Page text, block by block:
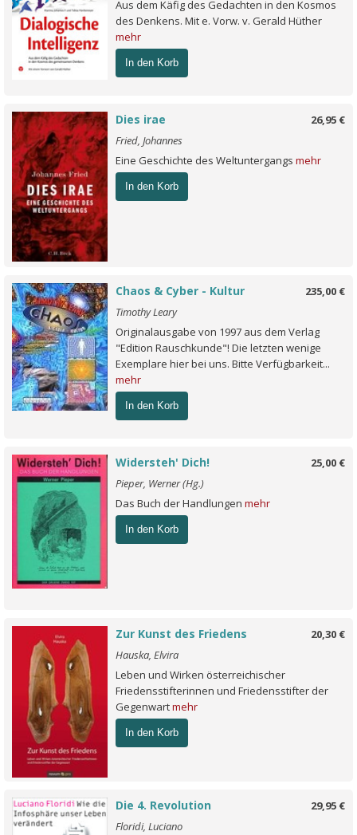
Aus dem Käfig des Gedachten in den Kosmos
des Denkens. Mit e. Vorw. v. Gerald Hüther
mehr
In den Korb
26,95 €
Dies irae
Fried, Johannes
Eine Geschichte des Weltuntergangs mehr
In den Korb
235,00 €
Chaos & Cyber - Kultur
Timothy Leary
Originalausgabe von 1997 aus dem Verlag
"Edition Rauschkunde"! Die letzten wenige
Exemplare hier bei uns. Bitte Verfügbarkeit...
mehr
In den Korb
25,00 €
Widersteh' Dich!
Pieper, Werner (Hg.)
Das Buch der Handlungen mehr
In den Korb
20,30 €
Zur Kunst des Friedens
Hauska, Elvira
Leben und Wirken österreichischer
Friedensstifterinnen und Friedensstifter der
Gegenwartmehr
In den Korb
29,95 €
Die 4. Revolution
Floridi, Luciano